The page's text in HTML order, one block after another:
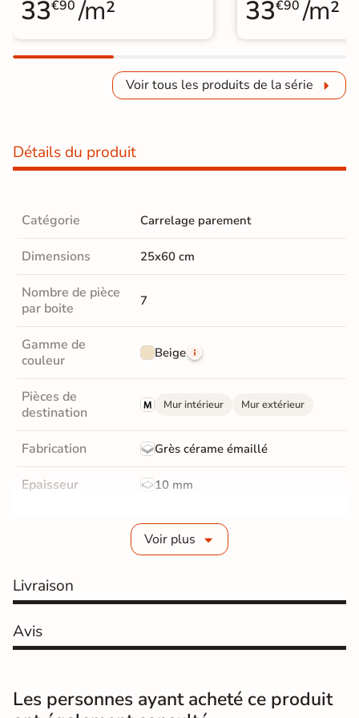
33€90 /m² 33€90 /m²
Voir tous les produits de la série
Détails du produit
Catégorie Carrelage parement
Dimensions 25x60 cm
Nombre de pièce
par boite
7
Gamme de
couleur
Beige
Pièces de
destination
Mur intérieur Mur extérieur
Fabrication Grès cérame émaillé
Epaisseur 10 mm
Non-rectifié
Mate
Surface
Résistant au Gel
Conditionnement Boite
Voir plus
Livraison
Avis
Les personnes ayant acheté ce produit